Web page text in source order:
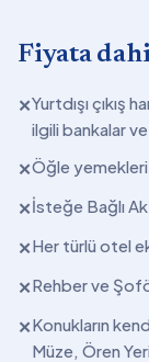
Fiyata
✕Yurtdışı çıkış
ilgili bankalar
✕Öğle
✕İsteğe Bağlı
✕Her türlü otel
✕Rehber ve
✕Konukların
Müze, Ören